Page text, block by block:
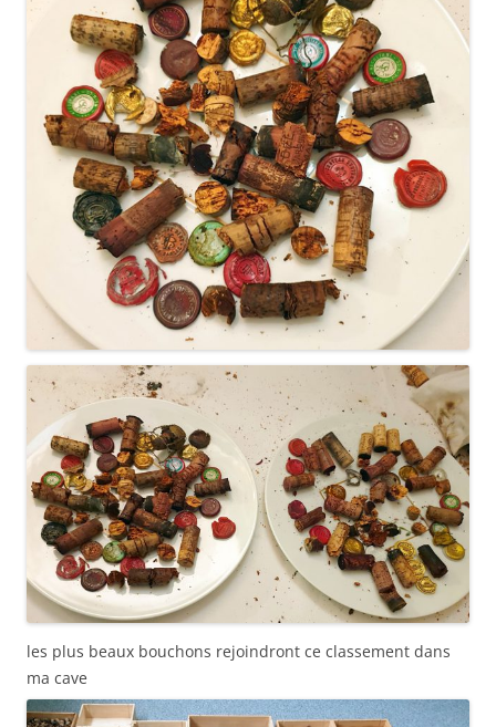
les plus beaux bouchons rejoindront ce classement dans
ma cave